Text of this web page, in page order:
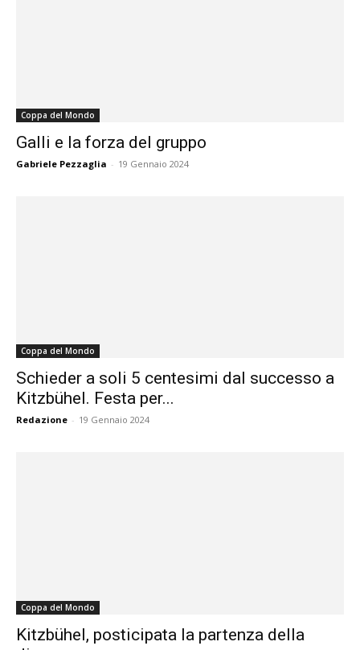
Coppa del Mondo
Galli e la forza del gruppo
Gabriele Pezzaglia - 19 Gennaio 2024
Coppa del Mondo
Schieder a soli 5 centesimi dal successo a
Kitzbühel. Festa per...
Redazione - 19 Gennaio 2024
Coppa del Mondo
Kitzbühel, posticipata la partenza della